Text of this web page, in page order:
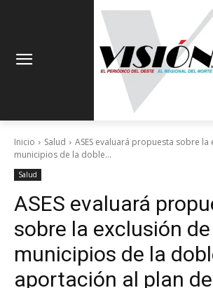
Inicio Salud
ASES evaluará propuesta sobre
municipios de la doble...
Salud
ASES evaluará
sobre la exclusión
municipios de la
aportación al plan